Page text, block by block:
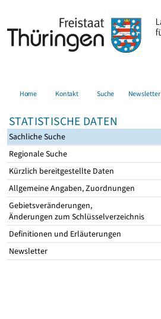
Home Kontakt Suche Newsletter
STATISTISCHE DATEN
Sachliche Suche
Regionale Suche
Kürzlich bereitgestellte Daten
Allgemeine Angaben, Zuordnungen
Gebietsveränderungen,
Änderungen zum Schlüsselverzeichnis
Definitionen und Erläuterungen
Newsletter